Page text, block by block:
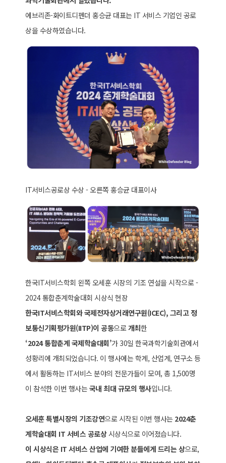
에브리존-화이트디펜더 홍승균 대표는 IT 서비스 기업인 공로
상을 수상하였습니다.
IT서비스공로상 수상 - 오른쪽 홍승균 대표이사
한국IT서비스학회 왼쪽 오세훈 시장의 기조 연설을 시작으로 -
2024 통합춘계학술대회 시상식 현장
한국IT서비스학회와 국제전자상거래연구원(ICEC), 그리고 정
보통신기획평가원(IITP)이 공동으로개최한
‘2024 통합춘계 국제학술대회’가 30일 한국과학기술회관에서
성황리에 개최되었습니다. 이 행사에는 학계, 산업계, 연구소 등
에서 활동하는 IT서비스 분야의 전문가들이 모여, 총 1,500명
이 참석한 이번 행사는국내 최대 규모의 행사입니다.
오세훈 특별시장의 기조강연으로 시작된 이번 행사는2024춘
계학술대회 IT 서비스 공로상시상식으로 이어졌습니다.
이 시상식은 IT 서비스 산업에 기여한 분들에게 드리는 상으로,